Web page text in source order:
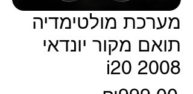
מערכת מולטימדיה
תואם מקור יונדאי
i20 2008